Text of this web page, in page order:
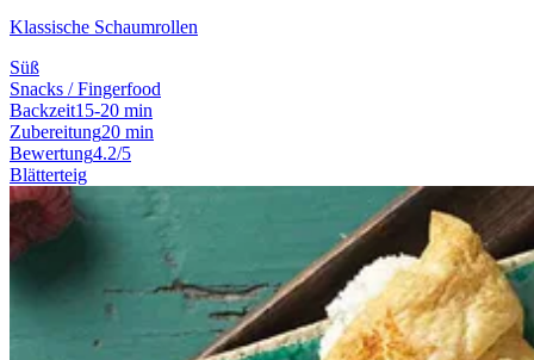
Klassische Schaumrollen
Süß
Snacks / Fingerfood
Backzeit15-20 min
Zubereitung20 min
Bewertung4.2/5
Blätterteig